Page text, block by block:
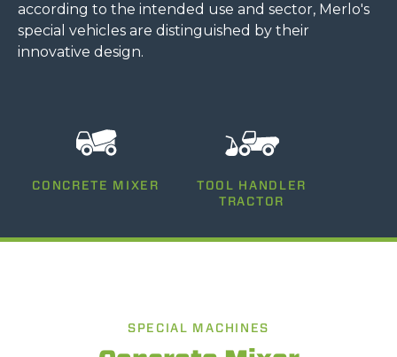
according to the intended use and sector, Merlo's
special vehicles are distinguished by their
innovative design.
CONCRETE MIXER
TOOL HANDLER
TRACTOR
SPECIAL MACHINES